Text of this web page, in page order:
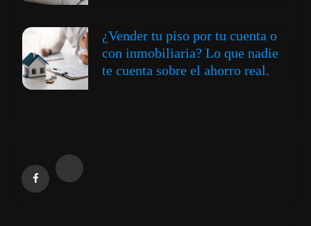
¿Vender tu piso por tu cuenta o
con inmobiliaria? Lo que nadie
te cuenta sobre el ahorro real.